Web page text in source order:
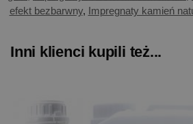
efekt bezbarwny, Impregnaty kamień
Inni klienci kupili też...